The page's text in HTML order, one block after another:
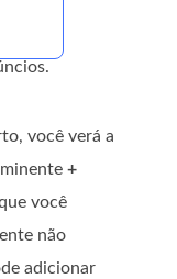
você verá a
+
você
não
adicionar